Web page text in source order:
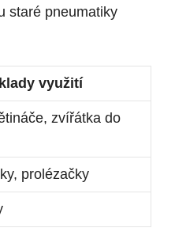
staré pneumatiky
využití
zvířátka do
prolézačky